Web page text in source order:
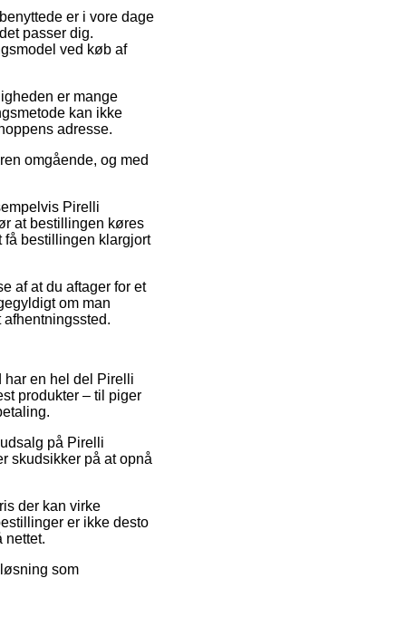
er i vore dage
passer dig.
ved køb af
er mange
kan ikke
adresse.
omgående, og med
Pirelli
at bestillingen køres
få bestillingen klargjort
af at du aftager for et
om man
har en hel del Pirelli
produkter – til piger
på Pirelli
skudsikker på at opnå
der kan virke
er ikke desto
nettet.
som